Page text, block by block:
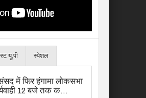
यू.पी स्पेशल
में फिर हंगामा लोकसभा
12 बजे तक क…